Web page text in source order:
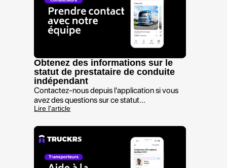
Obtenez des informations sur le
statut de prestataire de conduite
indépendant
Contactez-nous depuis l'application si vous
avez des questions sur ce statut...
Lire l'article